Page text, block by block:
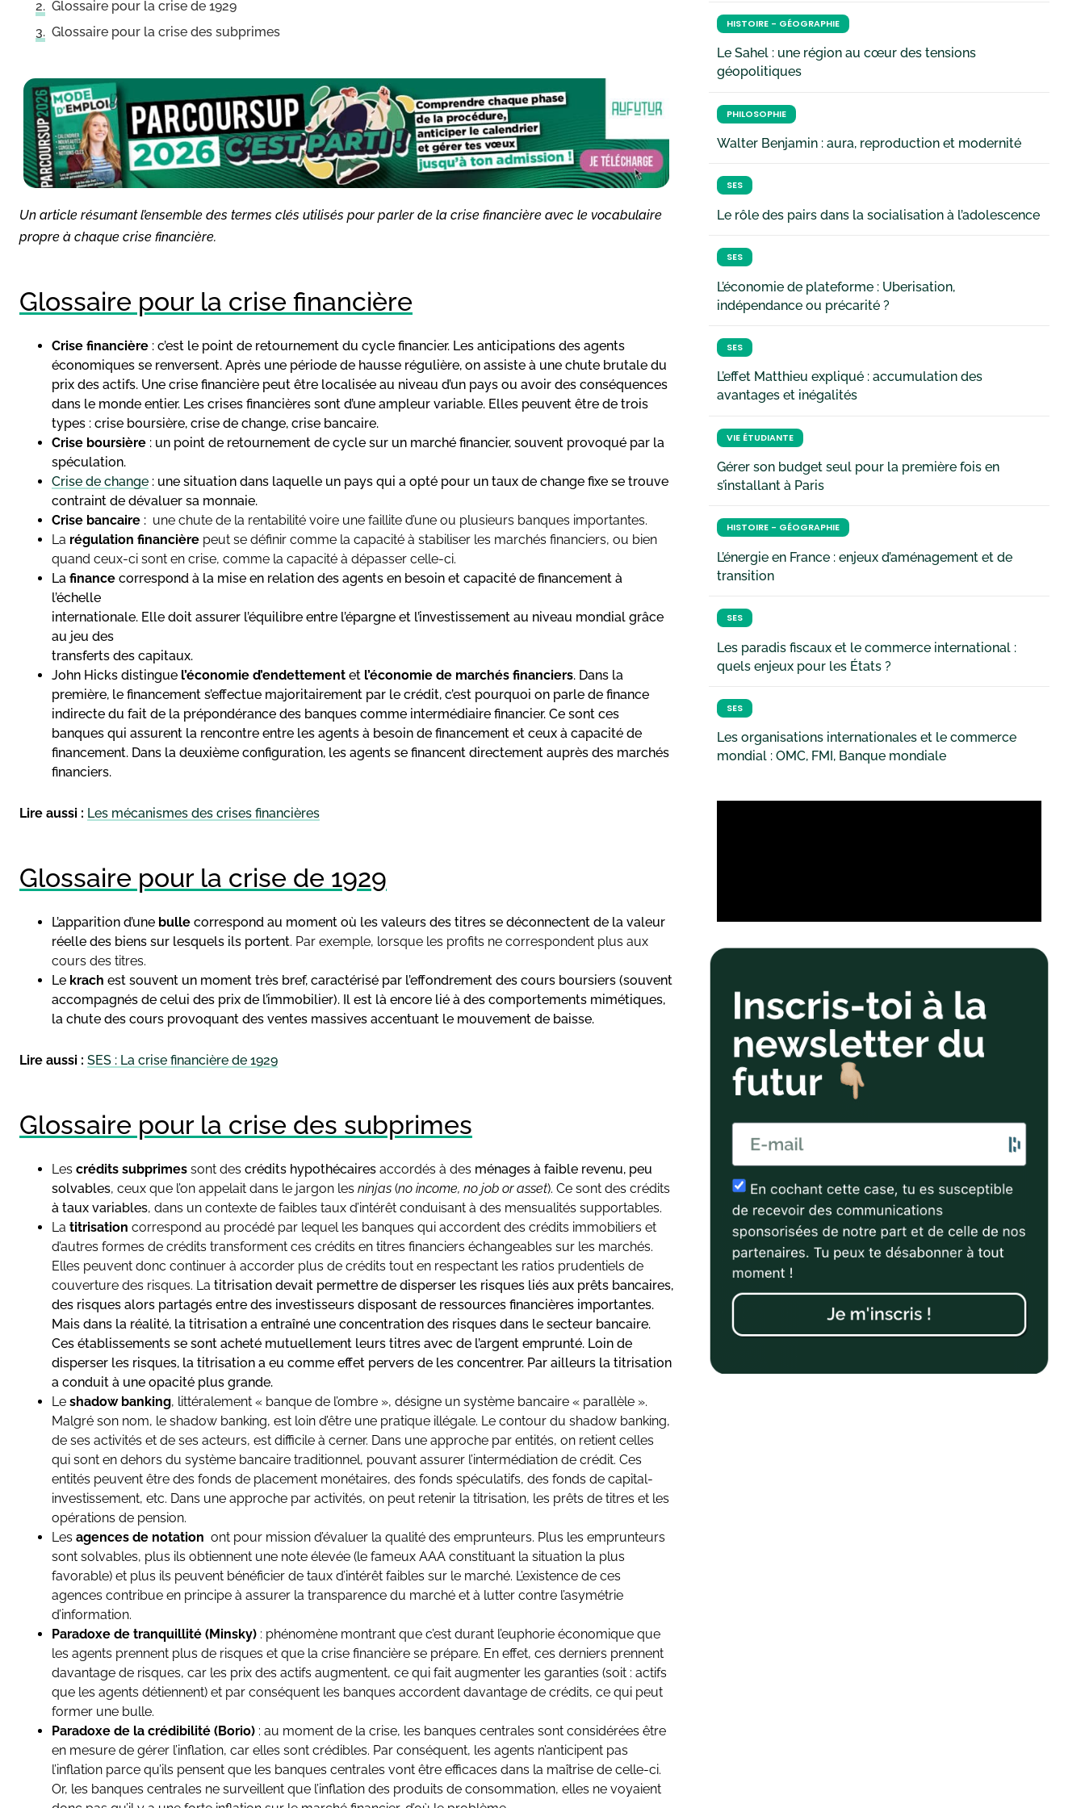
Glossaire pour la crise de 1929
Glossaire pour la crise des subprimes
Un article résumant l’ensemble des termes clés utilisés pour parler de la crise financière avec le vocabulaire
propre à chaque crise financière.
Glossaire pour la crise financière
Crise financière : c’est le point de retournement du cycle financier. Les anticipations des agents
économiques se renversent. Après une période de hausse régulière, on assiste à une chute brutale du
prix des actifs. Une crise financière peut être localisée au niveau d’un pays ou avoir des conséquences
dans le monde entier. Les crises financières sont d’une ampleur variable. Elles peuvent être de trois
types : crise boursière, crise de change, crise bancaire.
Crise boursière : un point de retournement de cycle sur un marché financier, souvent provoqué par la
spéculation.
Crise de change : une situation dans laquelle un pays qui a opté pour un taux de change fixe se trouve
contraint de dévaluer sa monnaie.
Crise bancaire : une chute de la rentabilité voire une faillite d’une ou plusieurs banques importantes.
La régulation financière peut se définir comme la capacité à stabiliser les marchés financiers, ou bien
quand ceux-ci sont en crise, comme la capacité à dépasser celle-ci.
La finance correspond à la mise en relation des agents en besoin et capacité de financement à
l’échelle
internationale. Elle doit assurer l’équilibre entre l’épargne et l’investissement au niveau mondial grâce
au jeu des
transferts des capitaux.
John Hicks distingue l’économie d’endettement et l’économie de marchés financiers. Dans la
première, le financement s’effectue majoritairement par le crédit, c’est pourquoi on parle de finance
indirecte du fait de la prépondérance des banques comme intermédiaire financier. Ce sont ces
banques qui assurent la rencontre entre les agents à besoin de financement et ceux à capacité de
financement. Dans la deuxième configuration, les agents se financent directement auprès des marchés
financiers.
Lire aussi : Les mécanismes des crises financières
Glossaire pour la crise de 1929
L’apparition d’une bulle correspond au moment où les valeurs des titres se déconnectent de la valeur
réelle des biens sur lesquels ils portent. Par exemple, lorsque les profits ne correspondent plus aux
cours des titres.
Le krach est souvent un moment très bref, caractérisé par l’effondrement des cours boursiers (souvent
accompagnés de celui des prix de l’immobilier). Il est là encore lié à des comportements mimétiques,
la chute des cours provoquant des ventes massives accentuant le mouvement de baisse.
Lire aussi : SES : La crise financière de 1929
Glossaire pour la crise des subprimes
Les crédits subprimes sont des crédits hypothécaires accordés à des ménages à faible revenu, peu
solvables, ceux que l’on appelait dans le jargon les ninjas (no income, no job or asset). Ce sont des crédits
à taux variables, dans un contexte de faibles taux d’intérêt conduisant à des mensualités supportables.
La titrisation correspond au procédé par lequel les banques qui accordent des crédits immobiliers et
d’autres formes de crédits transforment ces crédits en titres financiers échangeables sur les marchés.
Elles peuvent donc continuer à accorder plus de crédits tout en respectant les ratios prudentiels de
couverture des risques. La titrisation devait permettre de disperser les risques liés aux prêts bancaires,
des risques alors partagés entre des investisseurs disposant de ressources financières importantes.
Mais dans la réalité, la titrisation a entraîné une concentration des risques dans le secteur bancaire.
Ces établissements se sont acheté mutuellement leurs titres avec de l’argent emprunté. Loin de
disperser les risques, la titrisation a eu comme effet pervers de les concentrer. Par ailleurs la titrisation
a conduit à une opacité plus grande.
Le shadow banking, littéralement « banque de l’ombre », désigne un système bancaire « parallèle ».
Malgré son nom, le shadow banking, est loin d’être une pratique illégale. Le contour du shadow banking,
de ses activités et de ses acteurs, est difficile à cerner. Dans une approche par entités, on retient celles
qui sont en dehors du système bancaire traditionnel, pouvant assurer l’intermédiation de crédit. Ces
entités peuvent être des fonds de placement monétaires, des fonds spéculatifs, des fonds de capital-
investissement, etc. Dans une approche par activités, on peut retenir la titrisation, les prêts de titres et les
opérations de pension.
Les agences de notation ont pour mission d’évaluer la qualité des emprunteurs. Plus les emprunteurs
sont solvables, plus ils obtiennent une note élevée (le fameux AAA constituant la situation la plus
favorable) et plus ils peuvent bénéficier de taux d’intérêt faibles sur le marché. L’existence de ces
agences contribue en principe à assurer la transparence du marché et à lutter contre l’asymétrie
d’information.
Paradoxe de tranquillité (Minsky) : phénomène montrant que c’est durant l’euphorie économique que
les agents prennent plus de risques et que la crise financière se prépare. En effet, ces derniers prennent
davantage de risques, car les prix des actifs augmentent, ce qui fait augmenter les garanties (soit : actifs
que les agents détiennent) et par conséquent les banques accordent davantage de crédits, ce qui peut
former une bulle.
Paradoxe de la crédibilité (Borio) : au moment de la crise, les banques centrales sont considérées être
en mesure de gérer l’inflation, car elles sont crédibles. Par conséquent, les agents n’anticipent pas
l’inflation parce qu’ils pensent que les banques centrales vont être efficaces dans la maîtrise de celle-ci.
Or, les banques centrales ne surveillent que l’inflation des produits de consommation, elles ne voyaient
HISTOIRE - GÉOGRAPHIE
Le Sahel : une région au cœur des tensions
géopolitiques
PHILOSOPHIE
Walter Benjamin : aura, reproduction et modernité
SES
Le rôle des pairs dans la socialisation à l’adolescence
SES
L’économie de plateforme : Uberisation,
indépendance ou précarité ?
SES
L’effet Matthieu expliqué : accumulation des
avantages et inégalités
VIE ÉTUDIANTE
Gérer son budget seul pour la première fois en
s’installant à Paris
HISTOIRE - GÉOGRAPHIE
L’énergie en France : enjeux d’aménagement et de
transition
SES
Les paradis fiscaux et le commerce international :
quels enjeux pour les États ?
SES
Les organisations internationales et le commerce
mondial : OMC, FMI, Banque mondiale